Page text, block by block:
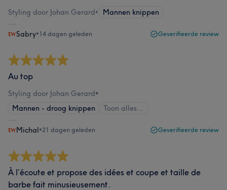
Styling door Johan Gerard• Mannen knippen
Sabry•14 dagen geleden Geverifieerde review
Au top
Styling door Johan Gerard•
Mannen - droog knippen
Toon alles…
Michal•21 dagen geleden Geverifieerde review
À l’écoute et propose des idées et coupe et taille de
barbe fait minusieusement.